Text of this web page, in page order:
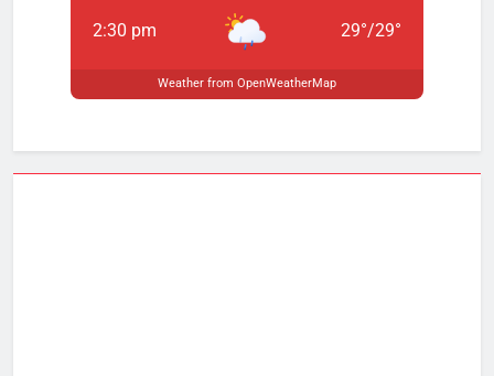
2:30 pm 29°/29°
Weather from OpenWeatherMap